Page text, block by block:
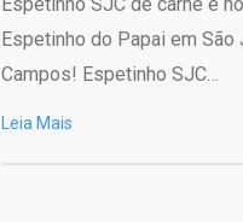
Espetinho do Papai em
Campos! Espetinho SJC…
Leia Mais